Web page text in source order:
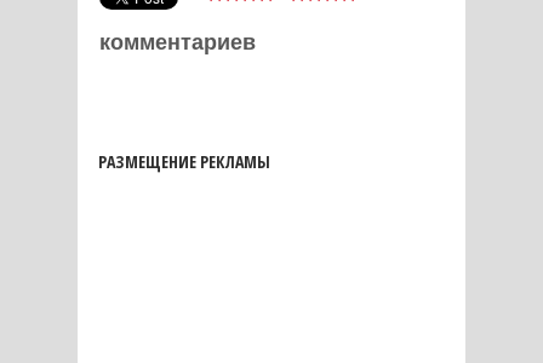
комментариев
РАЗМЕЩЕНИЕ РЕКЛАМЫ